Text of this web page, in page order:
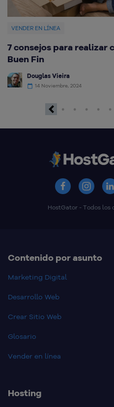
VENDER EN LÍNEA
7 consejos para realizar
Buen Fin
Douglas Vieira
14 Noviembre, 2024
HostGator - Todos los
Contenido por asunto
Marketing Digital
Desarrollo Web
Crear Sitio Web
Glosario
Vender en línea
Hosting